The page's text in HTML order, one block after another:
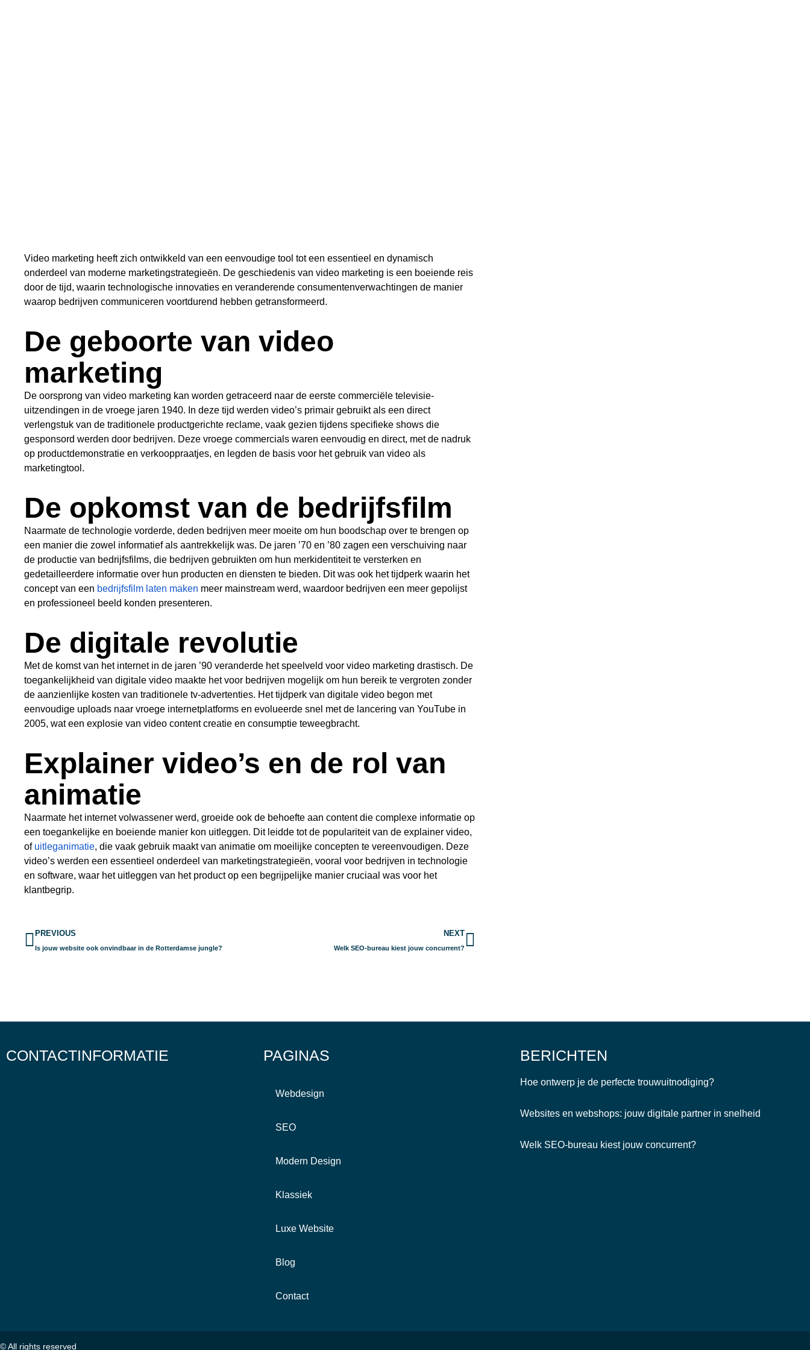
Video marketing heeft zich ontwikkeld van een eenvoudige tool tot een essentieel en dynamisch
onderdeel van moderne marketingstrategieën. De geschiedenis van video marketing is een boeiende reis
door de tijd, waarin technologische innovaties en veranderende consumentenverwachtingen de manier
waarop bedrijven communiceren voortdurend hebben getransformeerd.
De geboorte van video
marketing
De oorsprong van video marketing kan worden getraceerd naar de eerste commerciële televisie-
uitzendingen in de vroege jaren 1940. In deze tijd werden video’s primair gebruikt als een direct
verlengstuk van de traditionele productgerichte reclame, vaak gezien tijdens specifieke shows die
gesponsord werden door bedrijven. Deze vroege commercials waren eenvoudig en direct, met de nadruk
op productdemonstratie en verkooppraatjes, en legden de basis voor het gebruik van video als
marketingtool.
De opkomst van de bedrijfsfilm
Naarmate de technologie vorderde, deden bedrijven meer moeite om hun boodschap over te brengen op
een manier die zowel informatief als aantrekkelijk was. De jaren ’70 en ’80 zagen een verschuiving naar
de productie van bedrijfsfilms, die bedrijven gebruikten om hun merkidentiteit te versterken en
gedetailleerdere informatie over hun producten en diensten te bieden. Dit was ook het tijdperk waarin het
concept van een bedrijfsfilm laten maken meer mainstream werd, waardoor bedrijven een meer gepolijst
en professioneel beeld konden presenteren.
De digitale revolutie
Met de komst van het internet in de jaren ’90 veranderde het speelveld voor video marketing drastisch. De
toegankelijkheid van digitale video maakte het voor bedrijven mogelijk om hun bereik te vergroten zonder
de aanzienlijke kosten van traditionele tv-advertenties. Het tijdperk van digitale video begon met
eenvoudige uploads naar vroege internetplatforms en evolueerde snel met de lancering van YouTube in
2005, wat een explosie van video content creatie en consumptie teweegbracht.
Explainer video’s en de rol van
animatie
Naarmate het internet volwassener werd, groeide ook de behoefte aan content die complexe informatie op
een toegankelijke en boeiende manier kon uitleggen. Dit leidde tot de populariteit van de explainer video,
of uitleganimatie, die vaak gebruik maakt van animatie om moeilijke concepten te vereenvoudigen. Deze
video’s werden een essentieel onderdeel van marketingstrategieën, vooral voor bedrijven in technologie
en software, waar het uitleggen van het product op een begrijpelijke manier cruciaal was voor het
klantbegrip.
Vorige
PREVIOUS
Is jouw website ook onvindbaar in de Rotterdamse jungle?
NEXT
Welk SEO-bureau kiest jouw concurrent?
Volgende
CONTACTINFORMATIE PAGINAS
Webdesign
SEO
Modern Design
Klassiek
Luxe Website
Blog
Contact
BERICHTEN
Hoe ontwerp je de perfecte trouwuitnodiging?
Websites en webshops: jouw digitale partner in snelheid
Welk SEO-bureau kiest jouw concurrent?
© All rights reserved